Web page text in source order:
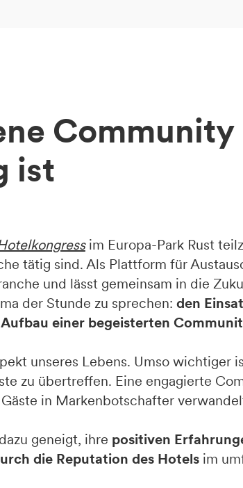
Community
ist
im Europa-Park Rust
tätig sind. Als Plattform für
und lässt gemeinsam in die
der Stunde zu sprechen: den
einer begeisterten
unseres Lebens. Umso wichtiger
zu übertreffen. Eine engagierte
in Markenbotschafter
geneigt, ihre positiven
die Reputation des Hotelsim